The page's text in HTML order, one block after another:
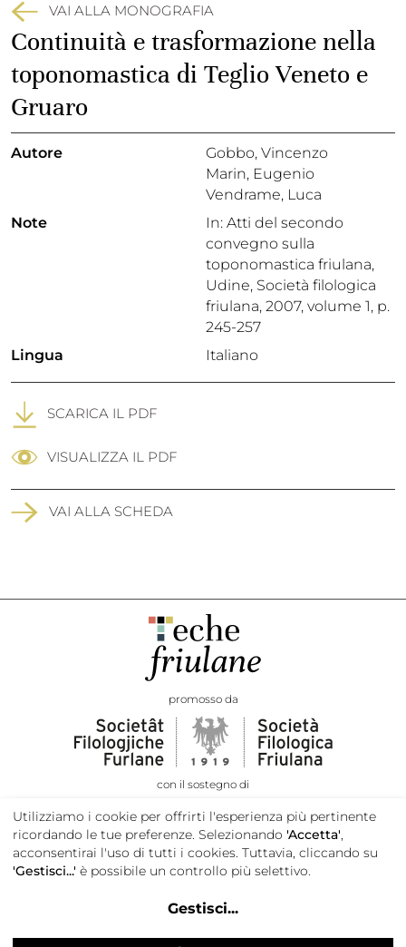
VAI ALLA MONOGRAFIA
Continuità e trasformazione nella
toponomastica di Teglio Veneto e
Gruaro
Autore
Gobbo, Vincenzo
Marin, Eugenio
Vendrame, Luca
Note
In: Atti del secondo
convegno sulla
toponomastica friulana,
Udine, Società filologica
friulana, 2007, volume 1, p.
245-257
Lingua
Italiano
SCARICA IL PDF
VISUALIZZA IL PDF
VAI ALLA SCHEDA
promosso da
con il sostegno di
Utilizziamo i cookie per offrirti l'esperienza più pertinente
ricordando le tue preferenze. Selezionando 'Accetta',
acconsentirai l'uso di tutti i cookies. Tuttavia, cliccando su
'Gestisci...' è possibile un controllo più selettivo.
Gestisci...